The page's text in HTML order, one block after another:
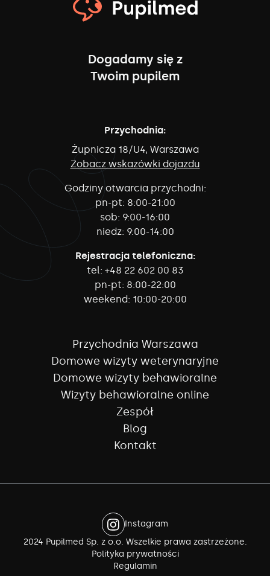
Dogadamy się z
Twoim pupilem
Przychodnia:
Żupnicza 18/U4, Warszawa
Zobacz wskazówki dojazdu
Godziny otwarcia przychodni:
pn-pt: 8:00-21:00
sob: 9:00-16:00
niedz: 9:00-14:00
Rejestracja telefoniczna:
tel: +48 22 602 00 83
pn-pt: 8:00-22:00
weekend: 10:00-20:00
Przychodnia Warszawa
Domowe wizyty weterynaryjne
Domowe wizyty behawioralne
Wizyty behawioralne online
Zespół
Blog
Kontakt
Instagram
2024 Pupilmed Sp. z o.o. Wszelkie prawa zastrzeżone.
Polityka prywatności
Regulamin